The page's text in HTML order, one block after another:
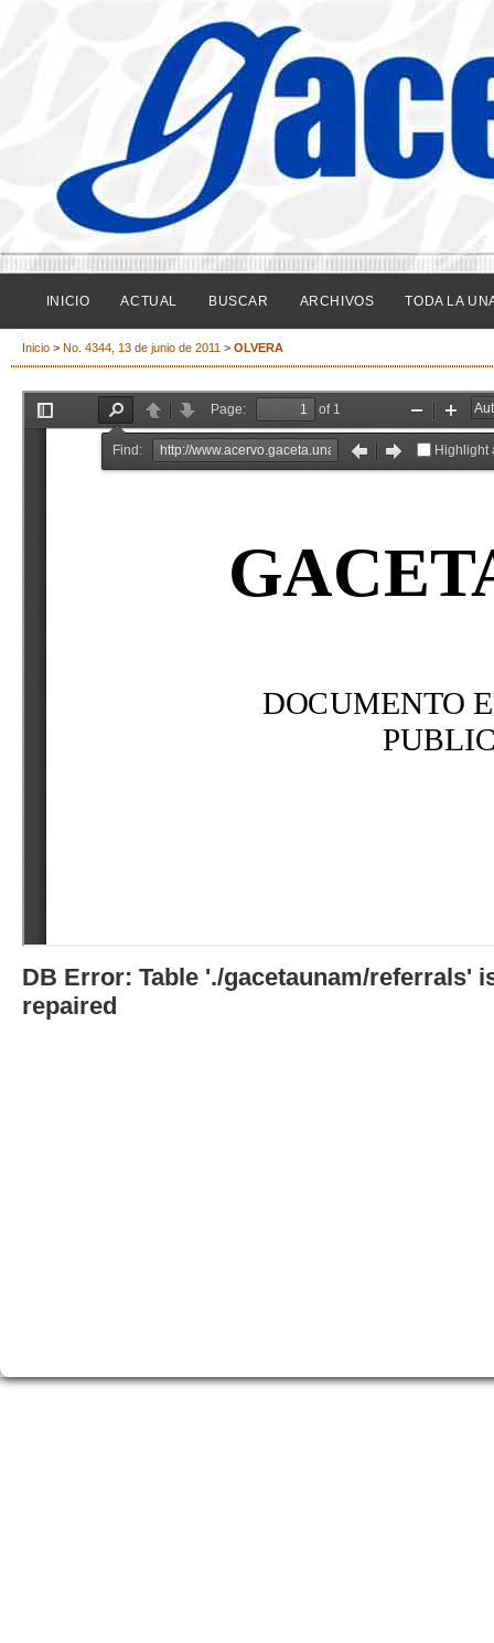
INICIO ACTUAL BUSCAR ARCHIVOS TODA LA
Inicio > No. 4344, 13 de junio de 2011 > OLVERA
DB Error: Table './gacetaunam/referrals'
repaired